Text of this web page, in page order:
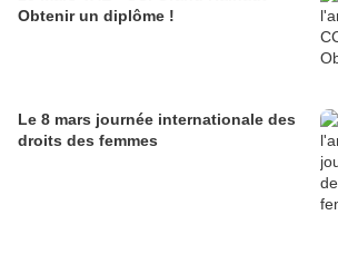
Obtenir un diplôme !
Le 8 mars journée internationale des
droits des femmes